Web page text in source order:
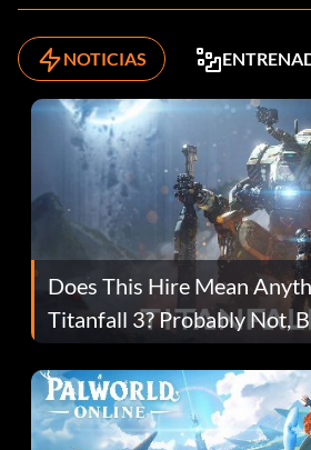
NOTICIAS
Does This Hire Mean
Titanfall 3? Probably Not,
Fans Are Hopeful